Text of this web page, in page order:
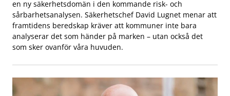
en ny säkerhetsdomän i den kommande risk- och
sårbarhetsanalysen. Säkerhetschef David Lugnet menar att
framtidens beredskap kräver att kommuner inte bara
analyserar det som händer på marken – utan också det
som sker ovanför våra huvuden.